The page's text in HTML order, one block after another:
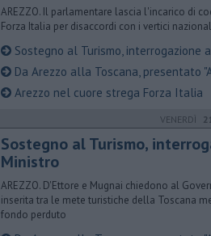
AREZZO. Il parlamentare lascia l'incarico di
Forza Italia per disaccordi con i vertici
Sostegno al Turismo, interrogazione
Da Arezzo alla Toscana, presentato
​Arezzo nel cuore strega Forza Italia
VENERDÌ
Sostegno al Turismo,
Ministro
AREZZO. D'Ettore e Mugnai chiedono al
inserita tra le mete turistiche della Toscana
fondo perduto